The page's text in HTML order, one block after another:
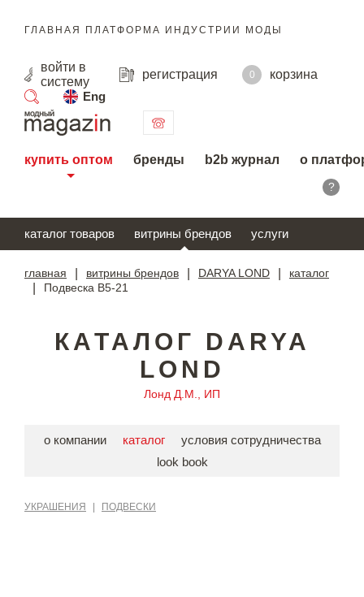
ГЛАВНАЯ ПЛАТФОРМА ИНДУСТРИИ МОДЫ
войти в
систему
регистрация 0
корзина
Eng
поиск
купить оптом бренды b2b журнал о
?
каталог товаров витрины брендов услуги
главная витрины брендов DARYA LOND каталог
Подвеска В5-21
КАТАЛОГ DARYA
LOND
Лонд Д.М., ИП
о компании каталог
условия сотрудничества
look book
УКРАШЕНИЯ ПОДВЕСКИ